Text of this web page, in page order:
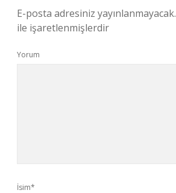
E-posta adresiniz yayınlanmayacak.
ile işaretlenmişlerdir
Yorum
İsim*